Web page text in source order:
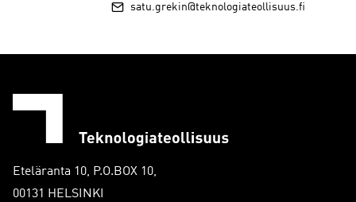
satu.grekin@teknologiateollisuus.fi
Eteläranta 10, P.O.BOX 10,
00131 HELSINKI